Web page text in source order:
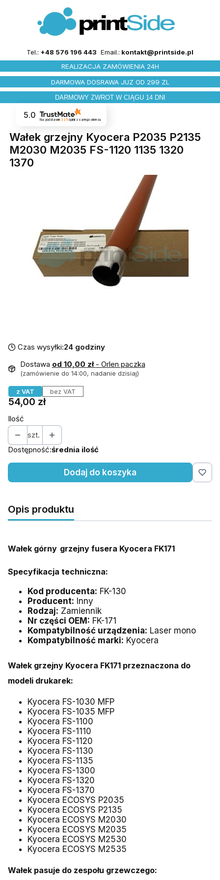
Tel.: +48 576 196 443 Email.: kontakt@printside.pl
REALIZACJA ZAMÓWIENIA 24H
DARMOWA DOSRAWA JUZ OD 299 ZL
DARMOWY ZWROT W CIĄGU 14 DNI
5.0
Na podstawie 325 opinii z całego okresu
Wałek grzejny Kyocera P2035 P2135
M2030 M2035 FS-1120 1135 1320
1370
Czas wysyłki:24 godziny
Dostawa od 10,00 zł - Orlen paczka
(zamówienie do 14:00, nadanie dzisiaj)
z VAT bez VAT
Cena
54,00 zł
Ilość
szt.
Dostępność:średnia ilość
Dodaj do koszyka
Opis produktu
Wałek górny grzejny fusera Kyocera FK171
Specyfikacja techniczna:
Kod producenta: FK-130
Producent: Inny
Rodzaj: Zamiennik
Nr części OEM: FK-171
Kompatybilność urządzenia: Laser mono
Kompatybilność marki: Kyocera
Wałek grzejny Kyocera FK171 przeznaczona do
modeli drukarek:
Kyocera FS-1030 MFP
Kyocera FS-1035 MFP
Kyocera FS-1100
Kyocera FS-1110
Kyocera FS-1120
Kyocera FS-1130
Kyocera FS-1135
Kyocera FS-1300
Kyocera FS-1320
Kyocera FS-1370
Kyocera ECOSYS P2035
Kyocera ECOSYS P2135
Kyocera ECOSYS M2030
Kyocera ECOSYS M2035
Kyocera ECOSYS M2530
Kyocera ECOSYS M2535
Wałek pasuje do zespołu grzewczego: